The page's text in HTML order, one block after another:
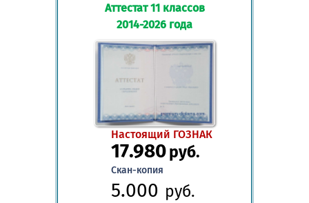
Аттестат 11 классов
2014-2026 года
Настоящий ГОЗНАК
17.980руб.
Скан-копия
5.000 руб.